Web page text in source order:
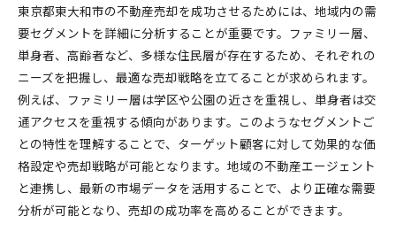
東京都東大和市の不動産売却を成功させるためには、地域内の需
要セグメントを詳細に分析することが重要です。ファミリー層、
単身者、高齢者など、多様な住民層が存在するため、それぞれの
ニーズを把握し、最適な売却戦略を立てることが求められます。
例えば、ファミリー層は学区や公園の近さを重視し、単身者は交
通アクセスを重視する傾向があります。このようなセグメントご
との特性を理解することで、ターゲット顧客に対して効果的な価
格設定や売却戦略が可能となります。地域の不動産エージェント
と連携し、最新の市場データを活用することで、より正確な需要
分析が可能となり、売却の成功率を高めることができます。